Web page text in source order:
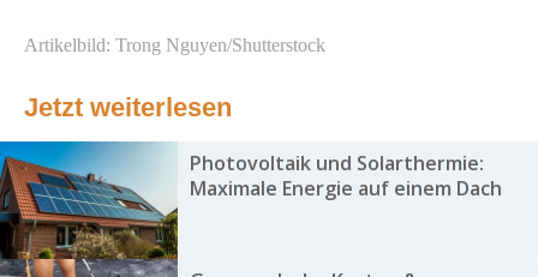
Artikelbild: Trong Nguyen/Shutterstock
Jetzt weiterlesen
Photovoltaik und Solarthermie:
Maximale Energie auf einem Dach